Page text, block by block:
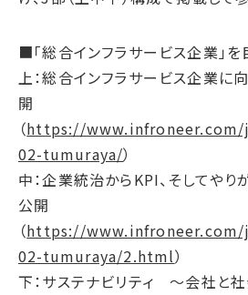
ESGデータ
GRIスタンダード対照表
統合報告書ダウンロード
■「総合インフラサービス企業」を
上：総合インフラサービス企業
開
（https://
02-tumuraya/）
中：企業統治からKPI、そしてや
公開
（https://
02-tumuraya/2.html）
下：サステナビリティ ～会社と